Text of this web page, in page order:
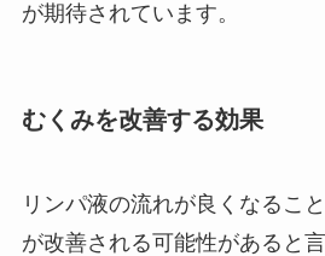
が期待されています。
むくみを改善する効果
リンパ液の流れが良くなるこ
が改善される可能性があると